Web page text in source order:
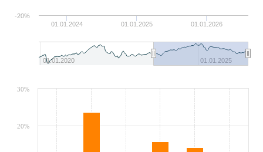
01.01.2024 01.01.2025 01.01.2026
01.01.2020 01.01.2025
-20%
20%
30%